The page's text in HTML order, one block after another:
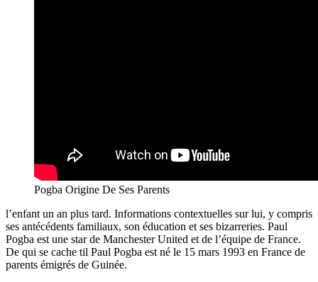
Pogba Origine De Ses Parents
l’enfant un an plus tard. Informations contextuelles sur lui, y compris
ses antécédents familiaux, son éducation et ses bizarreries. Paul
Pogba est une star de Manchester United et de l’équipe de France.
De qui se cache til Paul Pogba est né le 15 mars 1993 en France de
parents émigrés de Guinée.